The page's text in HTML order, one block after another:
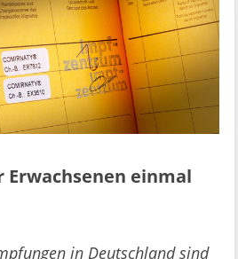
Erwachsenen einmal
in Deutschland sind